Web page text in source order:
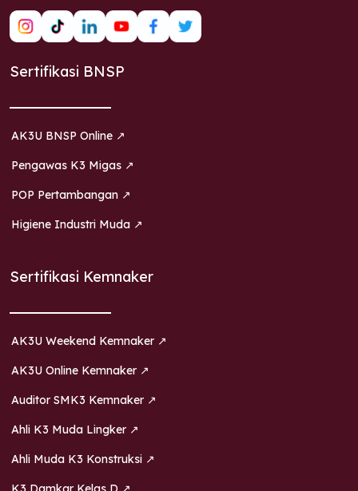
Sertifikasi BNSP
AK3U BNSP Online ↗
Pengawas K3 Migas ↗
POP Pertambangan ↗
Higiene Industri Muda ↗
Sertifikasi Kemnaker
AK3U Weekend Kemnaker ↗
AK3U Online Kemnaker ↗
Auditor SMK3 Kemnaker ↗
Ahli K3 Muda Lingker ↗
Ahli Muda K3 Konstruksi ↗